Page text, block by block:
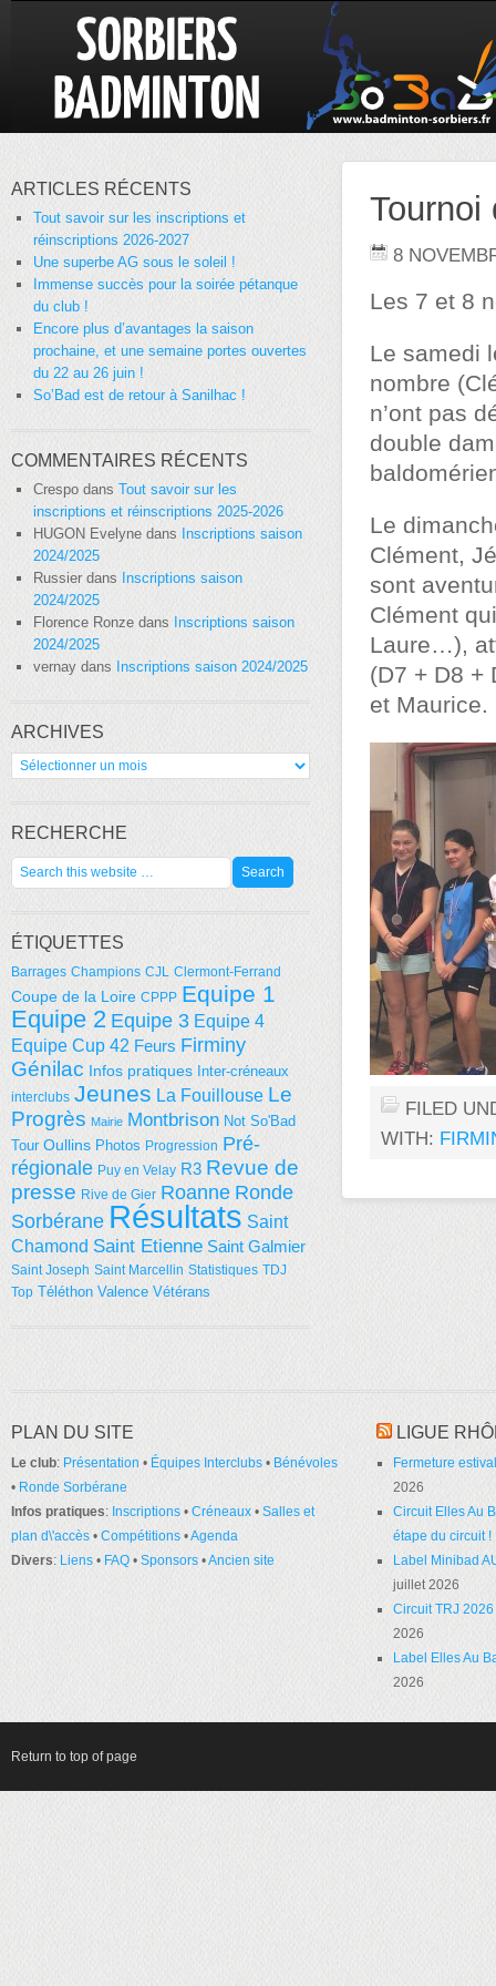
Tournoi
8
Les 7 et 8
Le samedi
nombre
n’ont pas
double
Le
Clément,
sont
Clément
Laure…),
(D7 + D8 +
et Maurice.
FILED
WITH:
ARTICLES RÉCENTS
Tout savoir sur les inscriptions et
réinscriptions 2026-2027
Une superbe AG sous le soleil !
Immense succès pour la soirée pétanque
du club !
Encore plus d’avantages la saison
prochaine, et une semaine portes ouvertes
du 22 au 26 juin !
So’Bad est de retour à Sanilhac !
COMMENTAIRES RÉCENTS
Crespo dans Tout savoir sur les
inscriptions et réinscriptions 2025-2026
HUGON Evelyne dans Inscriptions saison
2024/2025
Russierdans Inscriptions saison
2024/2025
Florence Ronze dans Inscriptions saison
2024/2025
vernay dans Inscriptions saison 2024/2025
ARCHIVES
Archives
RECHERCHE
ÉTIQUETTES
Barrages Champions CJL Clermont-Ferrand
Coupe de la Loire CPPP Equipe 1
Equipe 2 Equipe 3 Equipe 4
Equipe Cup 42 Feurs Firminy
Génilac Infos pratiques Inter-créneaux
interclubs Jeunes La Fouillouse Le
Progrès Mairie Montbrison Not So'Bad
Tour Oullins Photos Progression Pré-
régionale Puy en Velay R3 Revue de
presse Rive de Gier Roanne Ronde
Sorbérane Résultats Saint
Chamond Saint Etienne Saint Galmier
Saint Joseph Saint Marcellin Statistiques TDJ
Top Téléthon Valence Vétérans
PLAN DU SITE
Le club: Présentation • Équipes Interclubs • Bénévoles
• Ronde Sorbérane
Infos pratiques: Inscriptions • Créneaux • Salles et
plan d\'accès • Compétitions •Agenda
Divers: Liens • FAQ • Sponsors •Ancien site
LIGUE
Fermeture
2026
Circuit Elles Au
étape du circuit !
Label Minibad
juillet 2026
Circuit TRJ
2026
Label Elles Au
2026
Return to top of page